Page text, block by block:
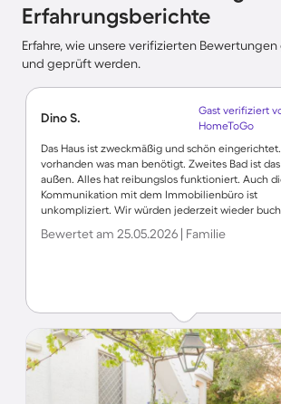
Erfahrungsberichte
Erfahre, wie unsere verifizierten
und geprüft werden.
Dino S.
Gast verifiziert
HomeToGo
Das Haus ist zweckmäßig und schön
vorhanden was man benötigt. Zweites Bad ist das
außen. Alles hat reibungslos funktioniert. Auch
Kommunikation mit dem Immobilienbüro ist
unkompliziert. Wir würden jederzeit wieder
Bewertet am 25.05.2026 | Familie